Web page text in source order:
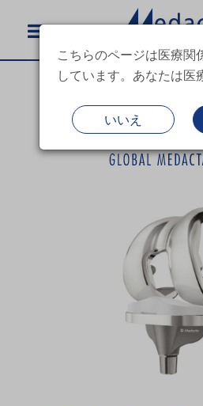
こちらのページは医療関
しています。あなたは医
いいえ